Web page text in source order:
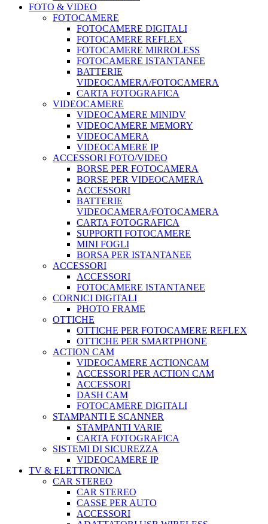
FOTO & VIDEO
FOTOCAMERE
FOTOCAMERE DIGITALI
FOTOCAMERE REFLEX
FOTOCAMERE MIRROLESS
FOTOCAMERE ISTANTANEE
BATTERIE
VIDEOCAMERA/FOTOCAMERA
CARTA FOTOGRAFICA
VIDEOCAMERE
VIDEOCAMERE MINIDV
VIDEOCAMERE MEMORY
VIDEOCAMERA
VIDEOCAMERE IP
ACCESSORI FOTO/VIDEO
BORSE PER FOTOCAMERA
BORSE PER VIDEOCAMERA
ACCESSORI
BATTERIE
VIDEOCAMERA/FOTOCAMERA
CARTA FOTOGRAFICA
SUPPORTI FOTOCAMERE
MINI FOGLI
BORSA PER ISTANTANEE
ACCESSORI
ACCESSORI
FOTOCAMERE ISTANTANEE
CORNICI DIGITALI
PHOTO FRAME
OTTICHE
OTTICHE PER FOTOCAMERE REFLEX
OTTICHE PER SMARTPHONE
ACTION CAM
VIDEOCAMERE ACTIONCAM
ACCESSORI PER ACTION CAM
ACCESSORI
DASH CAM
FOTOCAMERE DIGITALI
STAMPANTI E SCANNER
STAMPANTI VARIE
CARTA FOTOGRAFICA
SISTEMI DI SICUREZZA
VIDEOCAMERE IP
TV & ELETTRONICA
CAR STEREO
CAR STEREO
CASSE PER AUTO
ACCESSORI